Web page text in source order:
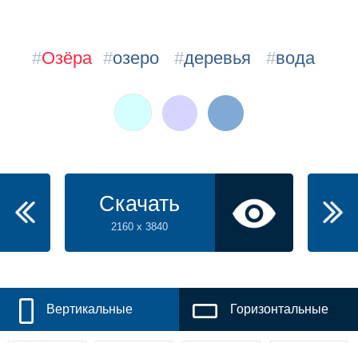
#Озёра #озеро #деревья #вода
Скачать
2160 x 3840
Вертикальные Горизонтальные